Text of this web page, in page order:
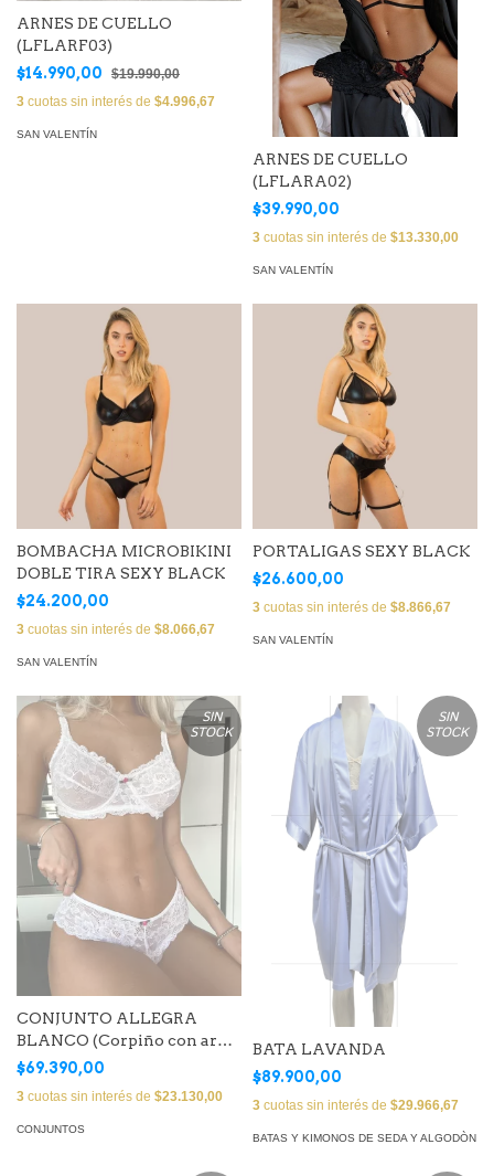
ARNES DE CUELLO
(LFLARF03)
$14.990,00
$19.990,00
3 cuotas sin interés de $4.996,67
SAN VALENTÍN
ARNES DE CUELLO
(LFLARA02)
$39.990,00
3 cuotas sin interés de $13.330,00
SAN VALENTÍN
BOMBACHA MICROBIKINI
DOBLE TIRA SEXY BLACK
$24.200,00
3 cuotas sin interés de $8.066,67
SAN VALENTÍN
PORTALIGAS SEXY BLACK
$26.600,00
3 cuotas sin interés de $8.866,67
SAN VALENTÍN
SIN
STOCK
CONJUNTO ALLEGRA
BLANCO (Corpiño con aro &
Bombacha Less)
$69.390,00
3 cuotas sin interés de $23.130,00
CONJUNTOS
SIN
STOCK
BATA LAVANDA
$89.900,00
3 cuotas sin interés de $29.966,67
BATAS Y KIMONOS DE SEDA Y ALGODÒN